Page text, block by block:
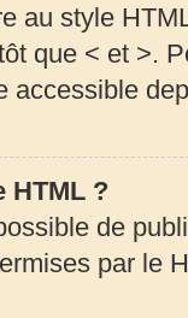
au style
que < et >.
accessible
HTML ?
de
par le